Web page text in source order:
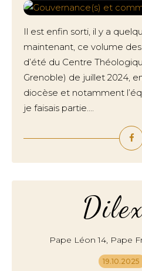
Il est enfin sorti, il y a
maintenant, ce volume
d’été du Centre
Grenoble) de juillet 2024,
diocèse et notamment
je faisais partie....
Pape Léon 14, Pape
19.10.2025